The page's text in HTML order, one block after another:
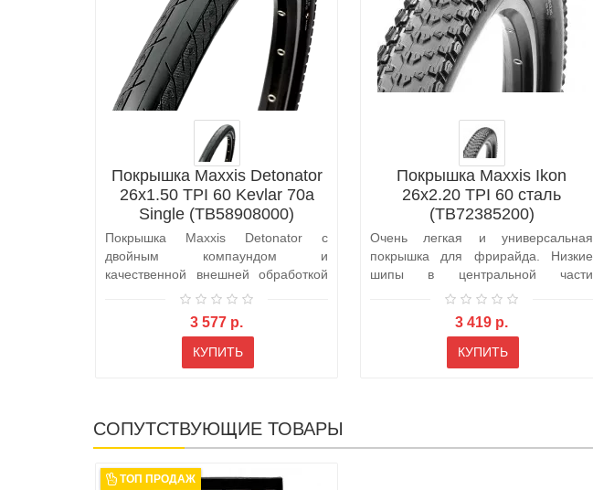
Покрышка Maxxis Detonator
26x1.50 TPI 60 Kevlar 70a
Single (TB58908000)
Покрышка Maxxis Detonator с
двойным компаундом и
качественной внешней обработкой
резины. Это отличны..
3 577 р.
КУПИТЬ
Покрышка Maxxis Ikon
26x2.20 TPI 60 сталь
(TB72385200)
Очень легкая и универсальная
покрышка для фрирайда. Низкие
шипы в центральной части
обеспечивают мал..
3 419 р.
КУПИТЬ
СОПУТСТВУЮЩИЕ ТОВАРЫ
ТОП ПРОДАЖ